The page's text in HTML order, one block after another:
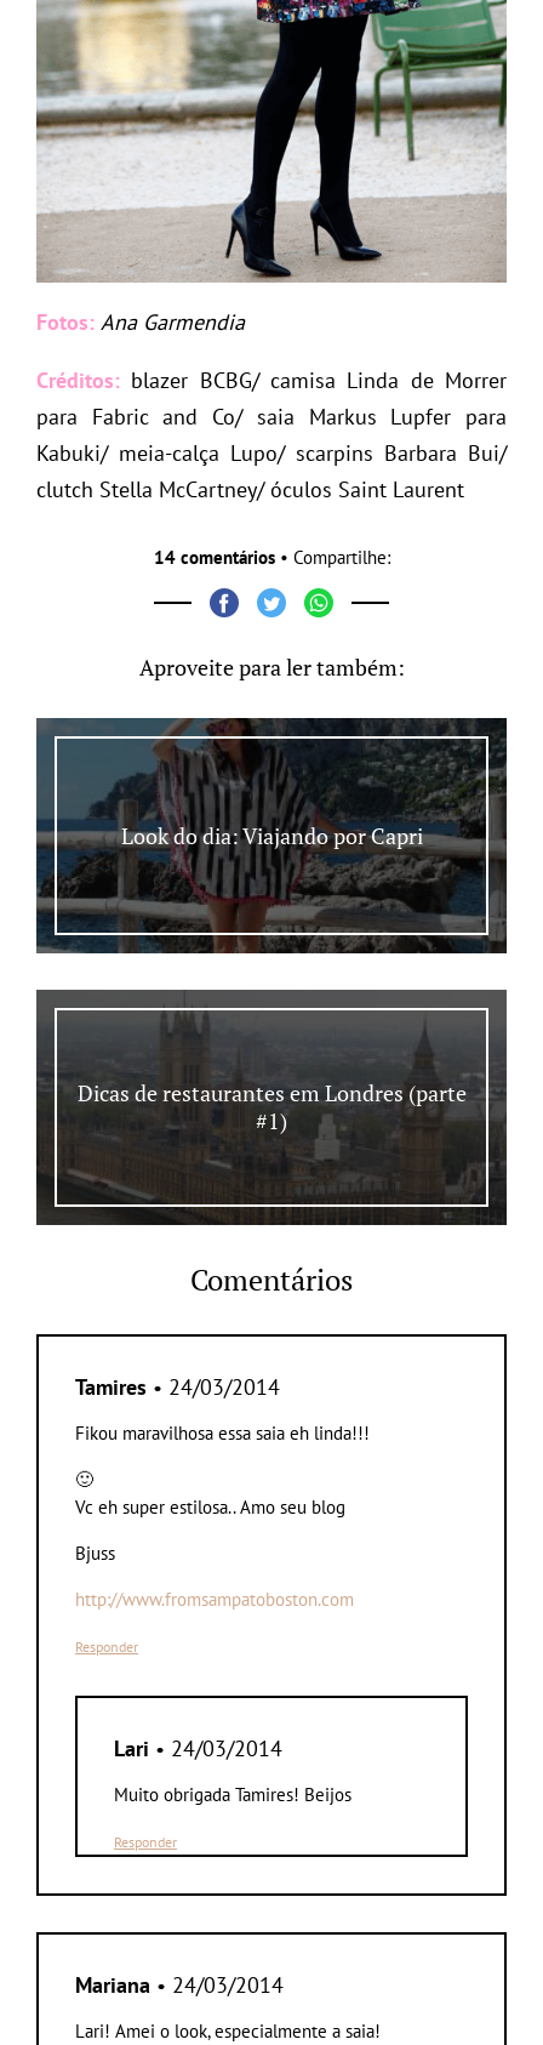
Fotos: Ana Garmendia
Créditos: blazer BCBG/ camisa Linda de Morrer
para Fabric and Co/ saia Markus Lupfer para
Kabuki/ meia-calça Lupo/ scarpins Barbara Bui/
clutch Stella McCartney/ óculos Saint Laurent
14 comentários• Compartilhe:
Aproveite para ler também:
Look do dia: Viajando por Capri
Dicas de restaurantes em Londres (parte
#1)
Comentários
Tamires • 24/03/2014
Fikou maravilhosa essa saia eh linda!!!
🙂
Vc eh super estilosa.. Amo seu blog
Bjuss
http://www.fromsampatoboston.com
Responder
Lari • 24/03/2014
Muito obrigada Tamires! Beijos
Responder
Mariana • 24/03/2014
Lari! Amei o look, especialmente a saia!